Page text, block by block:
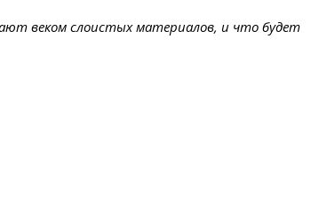
веком слоистых материалов, и что будет